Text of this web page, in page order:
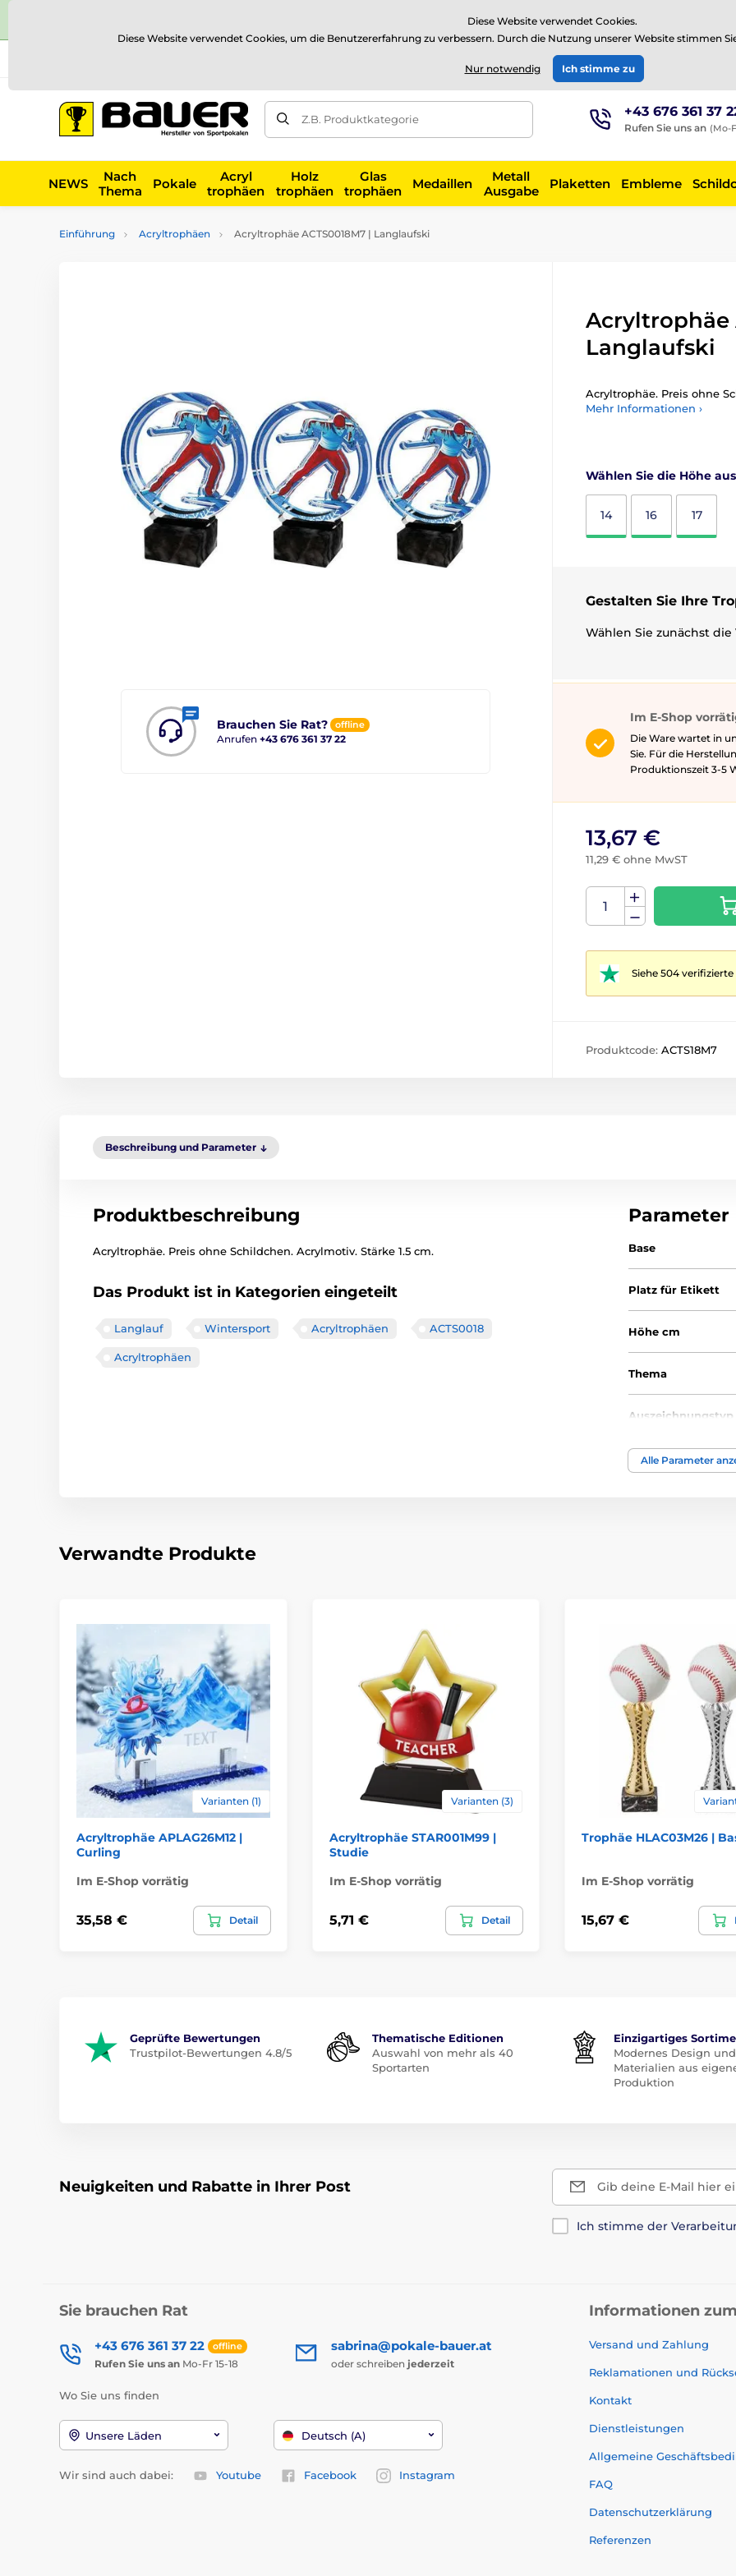
⭐Siehe 504 verifizierte Bewertungen aufTrustpilot
EUR
Z.B. Produktkategorie +43 676 361 37
Rufen Sie uns an (Mo-
NEWS
Nach
Thema
Pokale
Acryl
trophäen
Holz
trophäen
Glas
trophäen
Medaillen
Metall
Ausgabe
Plaketten Embleme
Einführung Acryltrophäen Acryltrophäe ACTS0018M7 | Langlaufski
Brauchen Sie Rat? offline
Anrufen +43 676 361 37 22
Acryltrophäe
Langlaufski
Acryltrophäe. Preis ohne
Mehr Informationen ›
Wählen Sie die Höhe
14 16 17
Gestalten Sie Ihre
Wählen Sie zunächst die
Im E-Shop
Die Ware wartet in
Sie. Für die
Produktionszeit 3-5
13,67 €
11,29 € ohne MwST
Siehe 504
Produktcode: ACTS18M7
Beschreibung und Parameter
Produktbeschreibung
Acryltrophäe. Preis ohne Schildchen. Acrylmotiv. Stärke 1.5 cm.
Das Produkt ist in Kategorien eingeteilt
Langlauf Wintersport Acryltrophäen ACTS0018
Acryltrophäen
Parameter
Base
Platz für Etikett
Höhe cm
Thema
Auszeichnungstyp
Material
Alle Parameter
Verwandte Produkte
Varianten (1)
Acryltrophäe APLAG26M12 |
Curling
Im E-Shop vorrätig
35,58 € Detail
Varianten (3)
Acryltrophäe STAR001M99 |
Studie
Im E-Shop vorrätig
5,71 € Detail
Trophäe HLAC03M26 |
Im E-Shop vorrätig
15,67 €
Geprüfte Bewertungen
Trustpilot-Bewertungen 4.8/5
Thematische Editionen
Auswahl von mehr als 40
Sportarten
Einzigartiges
Modernes Design und
Materialien aus
Produktion
Neuigkeiten und Rabatte in Ihrer Post Gib deine E-Mail hier
Ich stimme der
Sie brauchen Rat
+43 676 361 37 22 offline
Rufen Sie uns an Mo-Fr 15-18
sabrina@pokale-bauer.at
oder schreiben jederzeit
Wo Sie uns finden
Unsere Läden Deutsch (A)
Wir sind auch dabei: Youtube Facebook Instagram
Informationen
Versand und Zahlung
Reklamationen und
Kontakt
Dienstleistungen
Allgemeine
FAQ
Datenschutzerklärung
Referenzen
Diese Website verwendet Cookies.
Diese Website verwendet Cookies, um die Benutzererfahrung zu verbessern. Durch die Nutzung unserer Website stimmen
Nur notwendig Ich stimme zu